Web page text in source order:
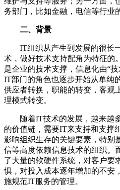
务部门，比如金融，电信等行业
二、背景
IT组织从产生到发展的很长
术，做好技术支持配角为特征的
是企业的技术支撑，信息化由“技
IT部门的角色也逐步开始从单纯
供应者转换，职能的转变，客观
理模式转变。
随着IT技术的发展，越来越
的价值链，需要IT来支持和支撑
影响组织生存的关键要素，特别
信等高度依赖信息技术的组织。
了大量的软硬件系统，对客户要
惧，对投入成本逐年增加的不安
施规范IT服务的管理。